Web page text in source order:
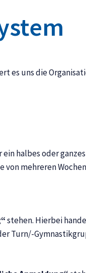
es uns die
halbes oder
mehreren
stehen. Hierbei
Turn/-